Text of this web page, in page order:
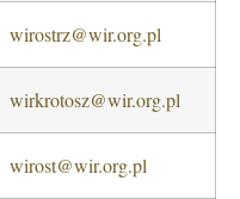
wirostrz@wir.org.pl
wirkrotosz@wir.org.pl
wirost@wir.org.pl